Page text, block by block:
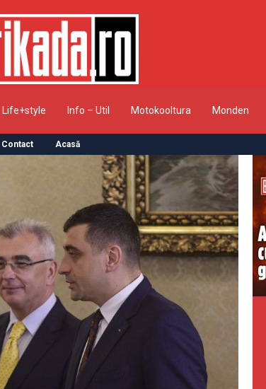
Life+style Info – Util Motokooltura Monden
Contact Acasă